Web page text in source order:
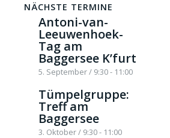
NÄCHSTE TERMINE
Antoni-van-
Leeuwenhoek-
Tag am
Baggersee K’furt
5. September / 9:30- 11:00
Tümpelgruppe:
Treff am
Baggersee
3. Oktober / 9:30- 11:00